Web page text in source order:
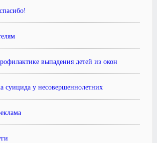
выпадения детей из окон
суицида у несовершеннолетних